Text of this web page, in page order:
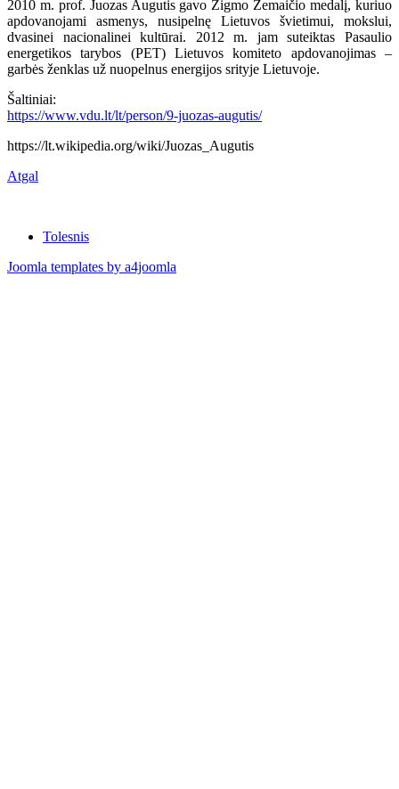
2010 m. prof. Juozas Augutis gavo Zigmo Žemaičio medalį, kuriuo
apdovanojami asmenys, nusipelnę Lietuvos švietimui, mokslui,
dvasinei nacionalinei kultūrai. 2012 m. jam suteiktas Pasaulio
energetikos tarybos (PET) Lietuvos komiteto apdovanojimas –
garbės ženklas už nuopelnus energijos srityje Lietuvoje.
Šaltiniai:
https://www.vdu.lt/lt/person/9-juozas-augutis/
https://lt.wikipedia.org/wiki/Juozas_Augutis
Atgal
Tolesnis
Joomla templates by a4joomla